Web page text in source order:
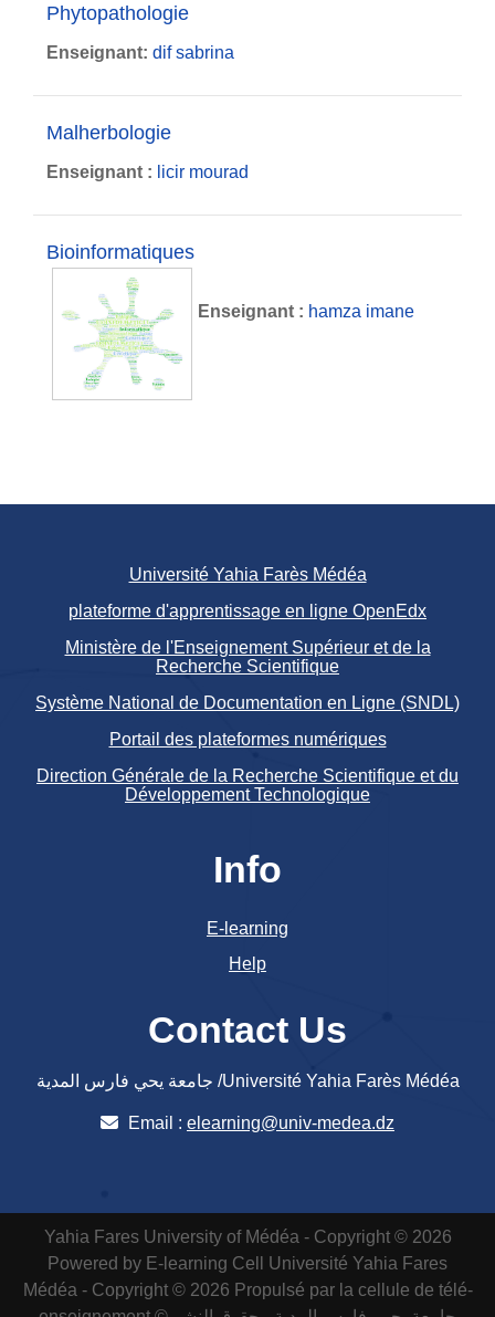
Phytopathologie
Enseignant: dif sabrina
Malherbologie
Enseignant : licir mourad
Bioinformatiques
Enseignant : hamza imane
Université Yahia Farès Médéa
plateforme d'apprentissage en ligne OpenEdx
Ministère de l'Enseignement Supérieur et de la
Recherche Scientifique
Système National de Documentation en Ligne (SNDL)
Portail des plateformes numériques
Direction Générale de la Recherche Scientifique et du
Développement Technologique
Info
E-learning
Help
Contact Us
جامعة يحي فارس المدية /Université Yahia Farès Médéa
Email : elearning@univ-medea.dz
Yahia Fares University of Médéa - Copyright © 2026
Powered by E-learning Cell
Université Yahia Fares
Médéa - Copyright © 2026 Propulsé par la cellule de télé-